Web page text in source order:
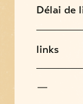
Délai de